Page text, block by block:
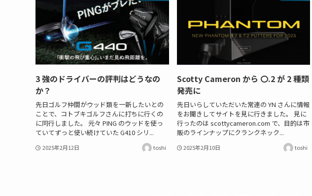
3 強のドライバーの評判はどうなの
か？
先日ゴルフ仲間がウッド類を一新したいとの
ことで、コトブキゴルフさんに打ちに行くの
に同行しました。 元々 PING のウッドを使っ
ていてずっと使い続けていた G410 シリ...
2025年2月12日 toshi
Scotty Cameron から 〇.2 が 2 種類
発売に
先日いらしていただいた常連の YN さんに情報
をお聞きしてサイトを見に行きました。 見に
行ったのは scottycameron.com で、目的は市
販のラインナップにクランクネック...
2025年2月10日 toshi